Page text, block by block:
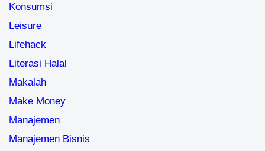
Konsumsi
Leisure
Lifehack
Literasi Halal
Makalah
Make Money
Manajemen
Manajemen Bisnis